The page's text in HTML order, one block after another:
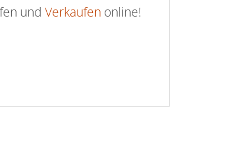
und Verkaufen online!